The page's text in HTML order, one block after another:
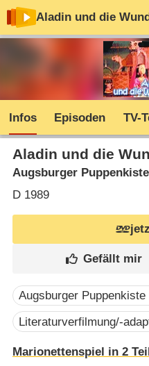
Aladin und die
Infos Episoden TV-
Aladin und die
Augsburger Puppenkiste
D1989
Augsburger Puppenkiste
Literaturverfilmung/-
Marionettenspiel in 2